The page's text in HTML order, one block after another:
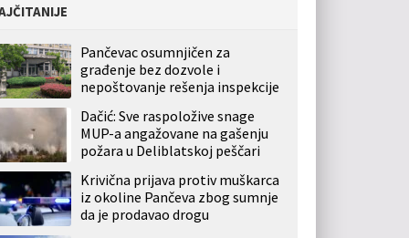
Pančevac osumnjičen za
građenje bez dozvole i
nepoštovanje rešenja inspekcije
Dačić: Sve raspoložive snage
MUP-a angažovane na gašenju
požara u Deliblatskoj peščari
Krivična prijava protiv muškarca
iz okoline Pančeva zbog sumnje
da je prodavao drogu